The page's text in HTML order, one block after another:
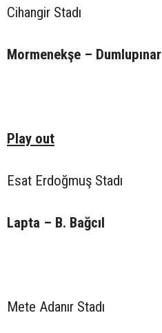
Cihangir Stadı
Mormenekşe – Dumlupınar
Play out
Esat Erdoğmuş Stadı
Lapta – B. Bağcıl
Mete Adanır Stadı